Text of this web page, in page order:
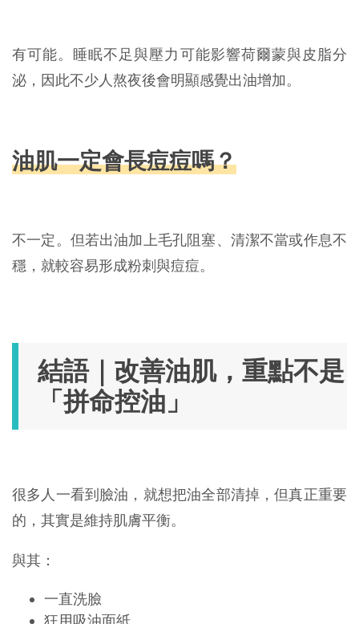
有可能。睡眠不足與壓力可能影響荷爾蒙與皮脂分
泌，因此不少人熬夜後會明顯感覺出油增加。
油肌一定會長痘痘嗎？
不一定。但若出油加上毛孔阻塞、清潔不當或作息不
穩，就較容易形成粉刺與痘痘。
結語｜改善油肌，重點不是
「拼命控油」
很多人一看到臉油，就想把油全部清掉，但真正重要
的，其實是維持肌膚平衡。
與其：
一直洗臉